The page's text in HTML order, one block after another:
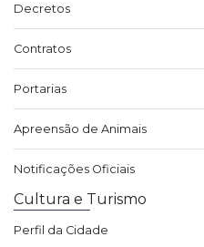
Decretos
Contratos
Portarias
Apreensão de Animais
Notificações Oficiais
Cultura e Turismo
Perfil da Cidade